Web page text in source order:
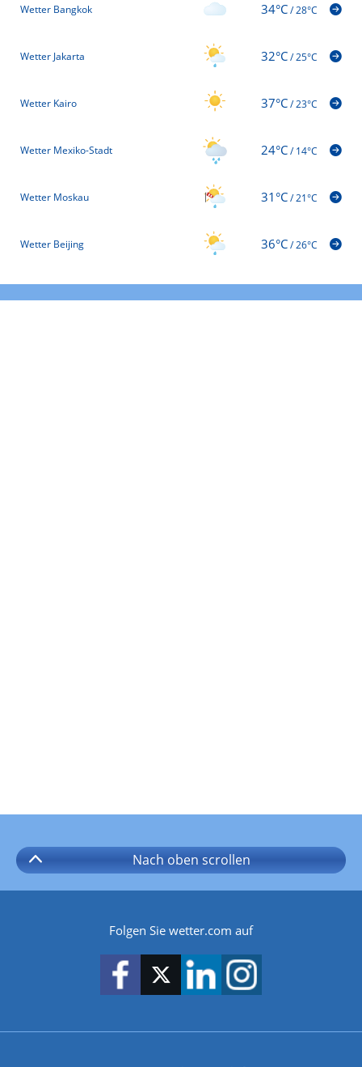
Wetter Bangkok 34°C/28°C
Wetter Jakarta 32°C/25°C
Wetter Kairo 37°C/23°C
Wetter Mexiko-Stadt 24°C/14°C
Wetter Moskau 31°C/21°C
Wetter Beijing 36°C/26°C
Nach oben scrollen
Folgen Sie wetter.com auf